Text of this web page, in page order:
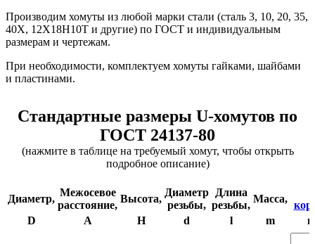
Производим хомуты из любой марки стали (сталь 3, 10, 20, 35,
40Х, 12Х18Н10Т и другие) по ГОСТ и индивидуальным
размерам и чертежам.
При необходимости, комплектуем хомуты гайками, шайбами
и пластинами.
Стандартные размеры U-хомутов по
ГОСТ 24137-80
(нажмите в таблице на требуемый хомут, чтобы открыть
подробное описание)
Диаметр,
Межосевое
расстояние,
Высота,
Диаметр
резьбы,
Длина
резьбы,
Масса,
D
A H d l m